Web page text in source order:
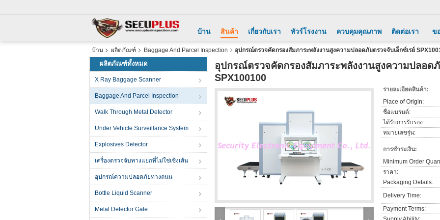
บ้าน สินค้า เกี่ยวกับเรา ทัวร์โรงงาน ควบคุมคุณภาพ ติดต่อเรา ข
บ้าน ผลิตภัณฑ์ Baggage And Parcel Inspection อุปกรณ์ตรวจคัดกรองสัมภาระพลังงานสูงความปลอดภัยตรวจจับเอ็กซ์เรย์
ผลิตภัณฑ์ทั้งหมด
X Ray Baggage Scanner
Baggage And Parcel Inspection
Walk Through Metal Detector
Under Vehicle Surveillance System
Explosives Detector
เครื่องตรวจจับทางแยกที่ไม่ใช่เชิงเส้น
อุปกรณ์ความปลอดภัยทางถนน
Bottle Liquid Scanner
Metal Detector Gate
อุปกรณ์ตรวจคัดกรองสัมภาระพลังงานสูงความปลอด
SPX100100
รายละเอียดสินค้า:
Place of Origin:
ชื่อแบรนด์:
ได้รับการรับรอง:
หมายเลขรุ่น:
การชำระเงิน:
Minimum Order
ราคา:
Packaging Details:
Delivery Time:
Payment Terms: